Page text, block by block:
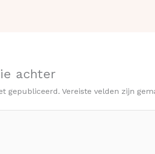
achter
gepubliceerd. Vereiste velden zijn